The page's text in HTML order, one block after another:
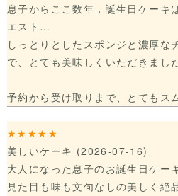
息子からここ数年，誕生日ケーキ
エスト…
しっとりとしたスポンジと濃厚な
で、とても美味しくいただきました
予約から受け取りまで、とてもス
★★★★★
美しいケーキ (2026-07-16)
大人になった息子のお誕生日ケー
見た目も味も文句なしの美しく絶